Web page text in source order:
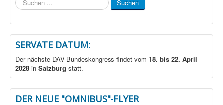
...
Suchen
SERVATE DATUM:
Der nächste DAV-Bundeskongress findet vom 18. bis 22. April
2028 in Salzburg statt.
DER NEUE "OMNIBUS"-FLYER